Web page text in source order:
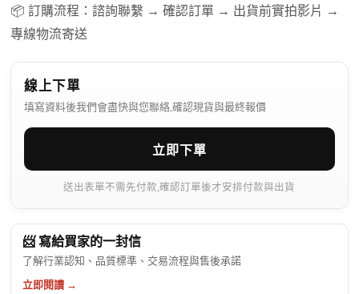
📦 訂購流程：諮詢聯繫 → 確認訂單 → 出貨前實拍影片 →
專線物流寄送
線上下單
填寫資料後我們會盡快與您聯絡,確認現貨與最終報價
立即下單
送出表單不需先付款,確認訂單後才安排付款與出貨
📨 寫給買家的一封信
了解行業認知、品質標準、交易流程與售後承諾
立即閱讀 →